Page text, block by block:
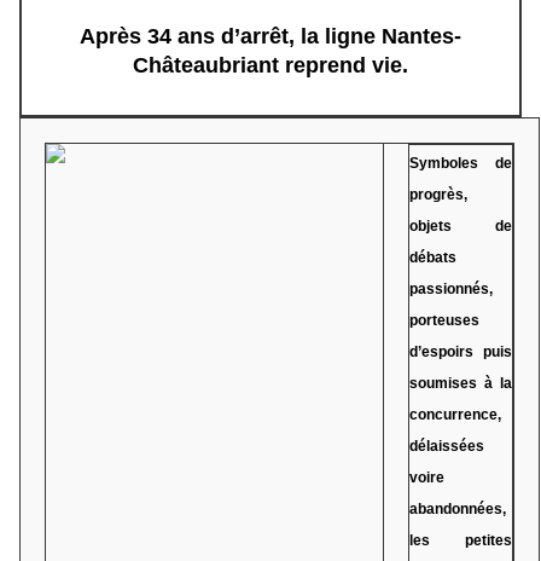
Après 34 ans d’arrêt, la ligne Nantes-
Châteaubriant reprend vie.
Symboles de
progrès,
objets de
débats
passionnés,
porteuses
d’espoirs puis
soumises à la
concurrence,
délaissées
voire
abandonnées,
les petites